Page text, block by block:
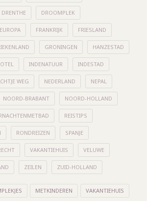
DRENTHE DROOMPLEK
EUROPA FRANKRIJK FRIESLAND
GRONINGEN HANZESTAD
INDENATUUR INDESTAD
WEG NEDERLAND NEPAL
NOORD-BRABANT NOORD-HOLLAND
REISTIPS
RONDREIZEN SPANJE
VAKANTIEHUIS VELUWE
ZEILEN ZUID-HOLLAND
METKINDEREN VAKANTIEHUIS